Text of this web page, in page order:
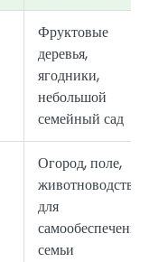
Фруктовые
деревья,
ягодники,
небольшой
семейный сад
Огород, поле,
животноводство
для
самообеспечения
семьи